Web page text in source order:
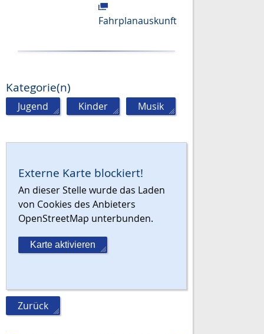
Fahrplanauskunft
Kategorie(n)
Jugend Kinder Musik
Externe Karte blockiert!
An dieser Stelle wurde das Laden
von Cookies des Anbieters
OpenStreetMap unterbunden.
Karte aktivieren
Zurück